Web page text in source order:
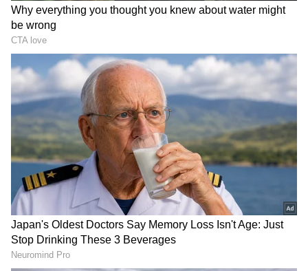
ಬಾಗಲಕೋಟೆ - ರೂ. 103.57
ಬೆಂಗಳೂರು - ರೂ. 102.86
ಬೆಂಗಳೂರು ಗ್ರಾಮಾಂತರ - ರೂ.102.94
ಬೆಳಗಾವಿ - ರೂ. 102.68
ಬಳ್ಳಾರಿ - ರೂ. 104.71
DOWNLOAD APP
ವ್ಯವಹಾರ (business ideas in kannada) ,
ಬ್ಯಾಂಕಿಂಗ್ (
Banking News), ಹಣಕಾಸು, ಭಾರತೀಯ
ಆರ್ಥಿಕತೆ, ಜಾಗತಿಕ ಮಾರುಕಟ್ಟೆ,ಷೇರು ಮಾರುಕಟ್ಟೆ,
ಹೂಡಿಕೆ ಸೇರಿದಂತೆ ಇನ್ನಿತರ ಮತ್ತು ಇತ್ತೀಚಿನ ಹಣಕಾಸಿನ
ಸುದ್ದಿಗಳನ್ನು ಏಷ್ಯಾನೆಟ್ ಸುವರ್ಣ ನ್ಯೂಸ್‌ನಲ್ಲಿ ಓದಿರಿ.